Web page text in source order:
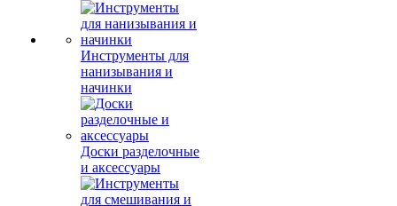
Инструменты для
нанизывания и
начинки
Доски разделочные
и аксессуары